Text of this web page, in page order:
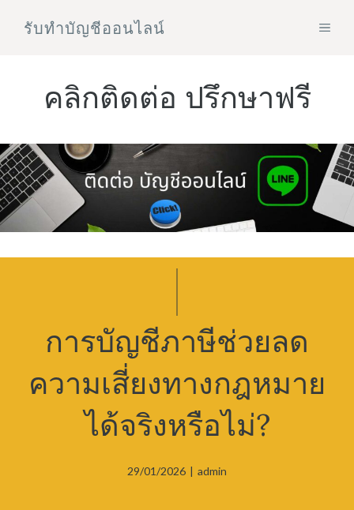
รับทําบัญชีออนไลน์
คลิกติดต่อ ปรึกษาฟรี
การบัญชีภาษีช่วยลด
ความเสี่ยงทางกฎหมาย
ได้จริงหรือไม่?
29/01/2026 | admin